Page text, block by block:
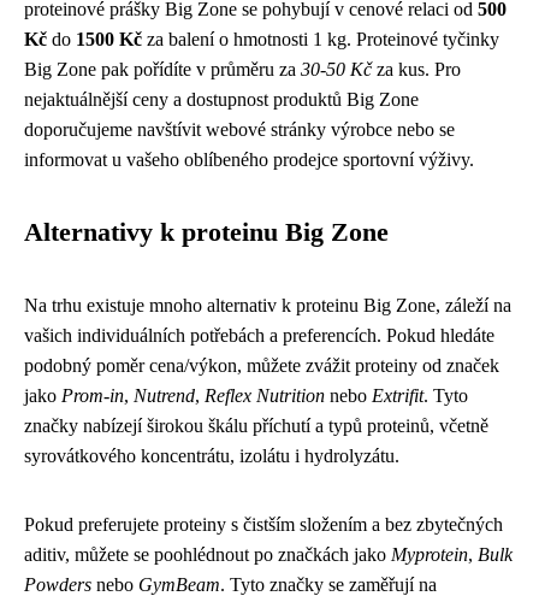
proteinové prášky Big Zone se pohybují v cenové relaci od 500
Kč do 1500 Kč za balení o hmotnosti 1 kg. Proteinové tyčinky
Big Zone pak pořídíte v průměru za 30-50 Kčza kus. Pro
nejaktuálnější ceny a dostupnost produktů Big Zone
doporučujeme navštívit webové stránky výrobce nebo se
informovat u vašeho oblíbeného prodejce sportovní výživy.
Alternativy k proteinu Big Zone
Na trhu existuje mnoho alternativ k proteinu Big Zone, záleží na
vašich individuálních potřebách a preferencích. Pokud hledáte
podobný poměr cena/výkon, můžete zvážit proteiny od značek
jako Prom-in, Nutrend, Reflex Nutrition nebo Extrifit. Tyto
značky nabízejí širokou škálu příchutí a typů proteinů, včetně
syrovátkového koncentrátu, izolátu i hydrolyzátu.
Pokud preferujete proteiny s čistším složením a bez zbytečných
aditiv, můžete se poohlédnout po značkách jako Myprotein, Bulk
Powders nebo GymBeam. Tyto značky se zaměřují na